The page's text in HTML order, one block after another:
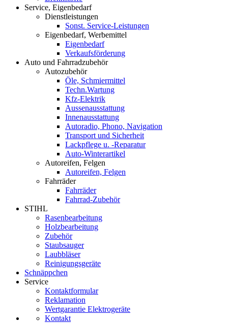
Service, Eigenbedarf
Dienstleistungen
Sonst. Service-Leistungen
Eigenbedarf, Werbemittel
Eigenbedarf
Verkaufsförderung
Auto und Fahrradzubehör
Autozubehör
Öle, Schmiermittel
Techn.Wartung
Kfz-Elektrik
Aussenausstattung
Innenausstattung
Autoradio, Phono, Navigation
Transport und Sicherheit
Lackpflege u. -Reparatur
Auto-Winterartikel
Autoreifen, Felgen
Autoreifen, Felgen
Fahrräder
Fahrräder
Fahrrad-Zubehör
STIHL
Rasenbearbeitung
Holzbearbeitung
Zubehör
Staubsauger
Laubbläser
Reinigungsgeräte
Schnäppchen
Service
Kontaktformular
Reklamation
Wertgarantie Elektrogeräte
Kontakt